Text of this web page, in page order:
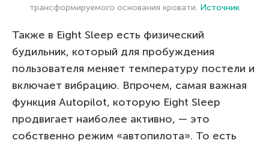
трансформируемого основания кровати. Источник
Также в Eight Sleep есть физический
будильник, который для пробуждения
пользователя меняет температуру постели и
включает вибрацию. Впрочем, самая важная
функция Autopilot, которую Eight Sleep
продвигает наиболее активно, — это
собственно режим «автопилота». То есть